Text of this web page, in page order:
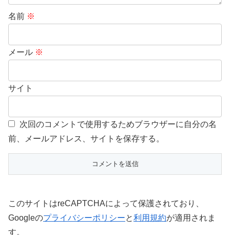
名前 ※
メール ※
サイト
次回のコメントで使用するためブラウザーに自分の名
前、メールアドレス、サイトを保存する。
このサイトはreCAPTCHAによって保護されており、
Googleのプライバシーポリシーと利用規約が適用されま
す。